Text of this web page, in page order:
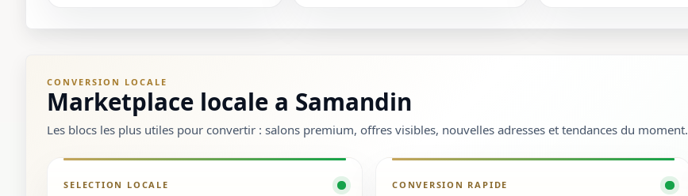
CONVERSION LOCALE
Marketplace locale a Samandin
Les blocs les plus utiles pour convertir : salons premium, offres visibles, nouvelles adresses et tendances du moment.
SELECTION LOCALE CONVERSION RAPIDE